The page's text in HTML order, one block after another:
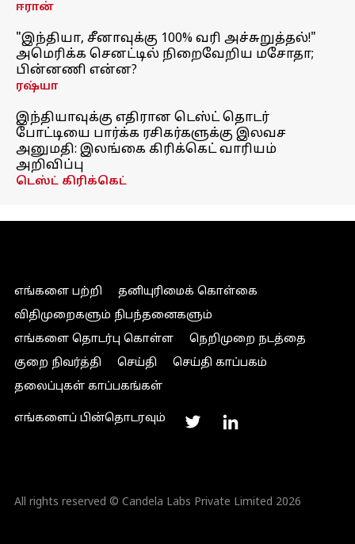
ஈரான்
"இந்தியா, சீனாவுக்கு 100% வரி அச்சுறுத்தல்!"
அமெரிக்க செனட்டில் நிறைவேறிய மசோதா;
பின்னணி என்ன?
ரஷ்யா
இந்தியாவுக்கு எதிரான டெஸ்ட் தொடர்
போட்டியை பார்க்க ரசிகர்களுக்கு இலவச
அனுமதி: இலங்கை கிரிக்கெட் வாரியம்
அறிவிப்பு
டெஸ்ட் கிரிக்கெட்
எங்களை பற்றி
தனியுரிமைக் கொள்கை
விதிமுறைகளும் நிபந்தனைகளும்
எங்களை தொடர்பு கொள்ள
நெறிமுறை நடத்தை
குறை நிவர்த்தி
செய்தி
செய்தி காப்பகம்
தலைப்புகள் காப்பகங்கள்
எங்களைப் பின்தொடரவும்
All rights reserved © Candela Labs Private Limited 2026